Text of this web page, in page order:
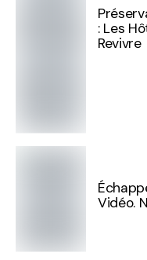
: Les
Revivre
Vidéo.